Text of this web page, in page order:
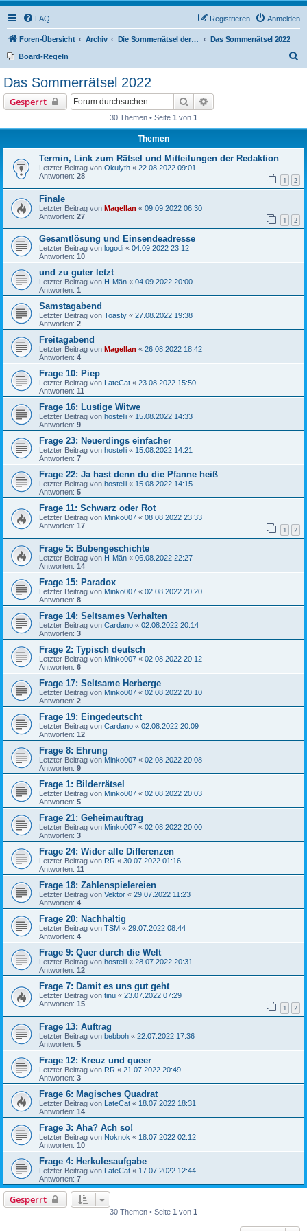
FAQ Anmelden
Registrieren
Foren-Übersicht Archiv Die Sommerrätsel der Rätselnasen Das Sommerrätsel 2022
Board-Regeln
Das Sommerrätsel 2022
Gesperrt Suche
30 Themen • Seite 1 von 1
Themen
Termin, Link zum Rätsel und Mitteilungen der Redaktion
Letzter Beitrag von Okulyth « 22.08.2022 09:01
Antworten: 28 1 2
Finale
Letzter Beitrag von Magellan « 09.09.2022 06:30
Antworten: 27 1 2
Gesamtlösung und Einsendeadresse
Letzter Beitrag von logodi « 04.09.2022 23:12
Antworten: 10
und zu guter letzt
Letzter Beitrag von H-Män « 04.09.2022 20:00
Antworten: 1
Samstagabend
Letzter Beitrag von Toasty « 27.08.2022 19:38
Antworten: 2
Freitagabend
Letzter Beitrag von Magellan « 26.08.2022 18:42
Antworten: 4
Frage 10: Piep
Letzter Beitrag von LateCat « 23.08.2022 15:50
Antworten: 11
Frage 16: Lustige Witwe
Letzter Beitrag von hostelli « 15.08.2022 14:33
Antworten: 9
Frage 23: Neuerdings einfacher
Letzter Beitrag von hostelli « 15.08.2022 14:21
Antworten: 7
Frage 22: Ja hast denn du die Pfanne heiß
Letzter Beitrag von hostelli « 15.08.2022 14:15
Antworten: 5
Frage 11: Schwarz oder Rot
Letzter Beitrag von Minko007 « 08.08.2022 23:33
Antworten: 17 1 2
Frage 5: Bubengeschichte
Letzter Beitrag von H-Män « 06.08.2022 22:27
Antworten: 14
Frage 15: Paradox
Letzter Beitrag von Minko007 « 02.08.2022 20:20
Antworten: 8
Frage 14: Seltsames Verhalten
Letzter Beitrag von Cardano « 02.08.2022 20:14
Antworten: 3
Frage 2: Typisch deutsch
Letzter Beitrag von Minko007 « 02.08.2022 20:12
Antworten: 6
Frage 17: Seltsame Herberge
Letzter Beitrag von Minko007 « 02.08.2022 20:10
Antworten: 2
Frage 19: Eingedeutscht
Letzter Beitrag von Cardano « 02.08.2022 20:09
Antworten: 12
Frage 8: Ehrung
Letzter Beitrag von Minko007 « 02.08.2022 20:08
Antworten: 9
Frage 1: Bilderrätsel
Letzter Beitrag von Minko007 « 02.08.2022 20:03
Antworten: 5
Frage 21: Geheimauftrag
Letzter Beitrag von Minko007 « 02.08.2022 20:00
Antworten: 3
Frage 24: Wider alle Differenzen
Letzter Beitrag von RR « 30.07.2022 01:16
Antworten: 11
Frage 18: Zahlenspielereien
Letzter Beitrag von Vektor « 29.07.2022 11:23
Antworten: 4
Frage 20: Nachhaltig
Letzter Beitrag von TSM « 29.07.2022 08:44
Antworten: 4
Frage 9: Quer durch die Welt
Letzter Beitrag von hostelli « 28.07.2022 20:31
Antworten: 12
Frage 7: Damit es uns gut geht
Letzter Beitrag von tinu « 23.07.2022 07:29
Antworten: 15 1 2
Frage 13: Auftrag
Letzter Beitrag von bebboh « 22.07.2022 17:36
Antworten: 5
Frage 12: Kreuz und queer
Letzter Beitrag von RR « 21.07.2022 20:49
Antworten: 3
Frage 6: Magisches Quadrat
Letzter Beitrag von LateCat « 18.07.2022 18:31
Antworten: 14
Frage 3: Aha? Ach so!
Letzter Beitrag von Noknok « 18.07.2022 02:12
Antworten: 10
Frage 4: Herkulesaufgabe
Letzter Beitrag von LateCat « 17.07.2022 12:44
Antworten: 7
Gesperrt
30 Themen • Seite 1 von 1